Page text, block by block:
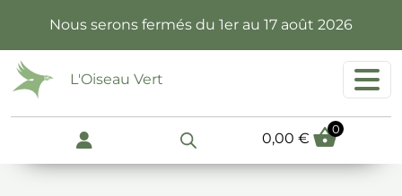
Nous serons fermés du 1er au 17 août 2026
L'Oiseau Vert
0,00€
0